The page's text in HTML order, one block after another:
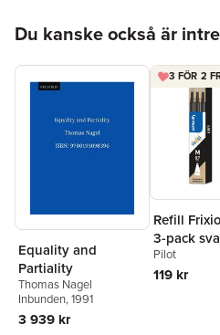
Du kanske också är
Equality and
Partiality
Thomas Nagel
Inbunden, 1991
3 939 kr
3 FÖR 2
Refill
3-pack
Pilot
119 kr